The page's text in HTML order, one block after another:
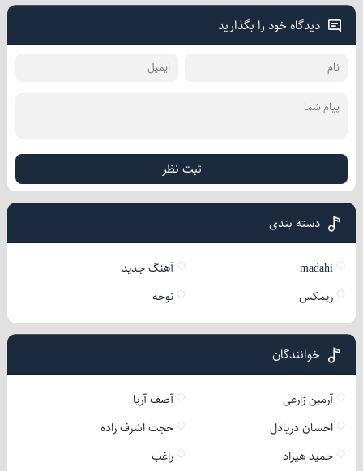
دیدگاه خود را بگذارید
ثبت نظر
دسته بندی
madahi
آهنگ جدید
ریمکس
نوحه
خوانندگان
آرمین زارعی
آصف آریا
احسان دریادل
حجت اشرف زاده
حمید هیراد
راغب